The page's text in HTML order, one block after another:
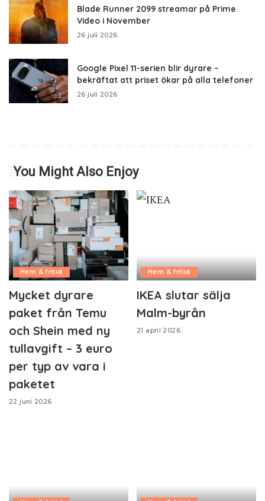
Blade Runner 2099 streamar på Prime
Video i November
26 juli 2026
Google Pixel 11-serien blir dyrare –
bekräftat att priset ökar på alla telefoner
26 juli 2026
You Might Also Enjoy
Hem & fritid
Mycket dyrare
paket från Temu
och Shein med ny
tullavgift – 3 euro
per typ av vara i
paketet
22 juni 2026
Hem & fritid
IKEA slutar sälja
Malm-byrån
21 april 2026